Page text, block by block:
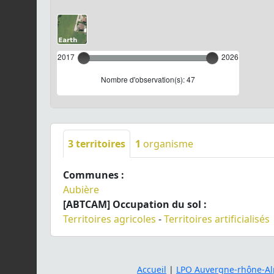
2017 2026
Nombre d'observation(s): 47
3territoires 1 organisme
Communes :
Aubière
[ABTCAM] Occupation du sol :
Territoires agricoles -Territoires artificialisés
Accueil | LPO Auvergne-rhône-